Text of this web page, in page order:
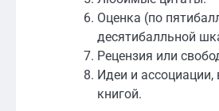
Оценка (по
десятибалльной
Рецензия или
Идеи и
книгой.